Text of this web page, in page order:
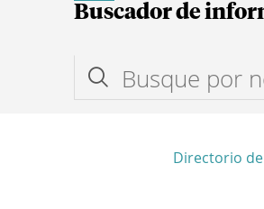
Buscador de
Directorio